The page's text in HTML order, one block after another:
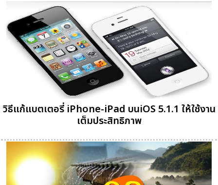
วิธีแก้แบตเตอรี่ iPhone-iPad บนiOS 5.1.1 ให้ใช้งาน
เต็มประสิทธิภาพ